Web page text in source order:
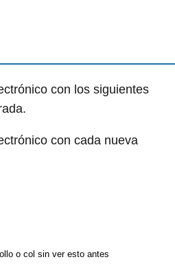
con los siguientes
con cada nueva
o col sin ver esto antes